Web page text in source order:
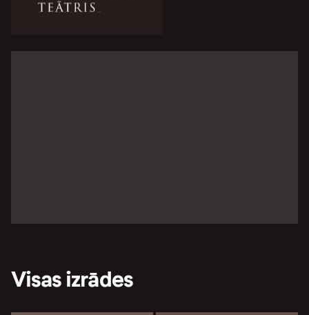
Visas izrādes